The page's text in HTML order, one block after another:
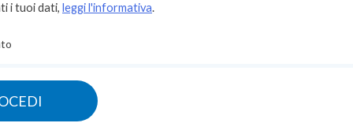
i tuoi dati, leggi l'informativa.